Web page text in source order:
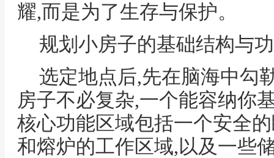
耀,而是为了生存与保护。
规划小房子的基础结构与
选定地点后,先在脑海中勾
房子不必复杂,一个能容纳你
核心功能区域包括一个安全
和熔炉的工作区域,以及一些